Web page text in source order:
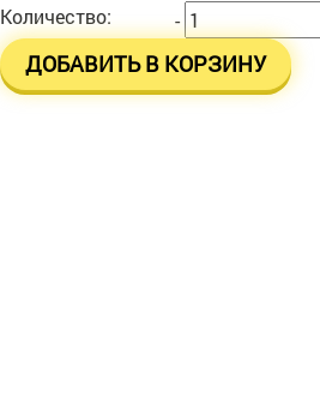
Количество:
-
ДОБАВИТЬ В КОРЗИНУ